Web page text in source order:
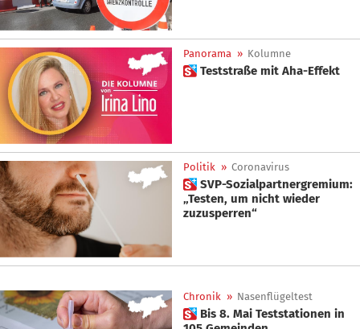
Panorama » Kolumne
 Teststraße mit Aha-Effekt
Politik » Coronavirus
 SVP-Sozialpartnergremium:
„Testen, um nicht wieder
zuzusperren“
Chronik » Nasenflügeltest
 Bis 8. Mai Teststationen in